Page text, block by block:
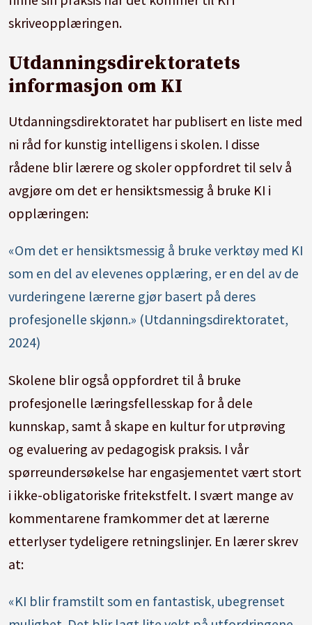
skriveopplæringen.
Utdanningsdirektoratets
informasjon om KI
Utdanningsdirektoratet har publisert en liste med
ni råd for kunstig intelligens i skolen. I disse
rådene blir lærere og skoler oppfordret til selv å
avgjøre om det er hensiktsmessig å bruke KI i
opplæringen:
«Om det er hensiktsmessig å bruke verktøy med KI
som en del av elevenes opplæring, er en del av de
vurderingene lærerne gjør basert på deres
profesjonelle skjønn.» (Utdanningsdirektoratet,
2024)
Skolene blir også oppfordret til å bruke
profesjonelle læringsfellesskap for å dele
kunnskap, samt å skape en kultur for utprøving
og evaluering av pedagogisk praksis. I vår
spørreundersøkelse har engasjementet vært stort
i ikke-obligatoriske fritekstfelt. I svært mange av
kommentarene framkommer det at lærerne
etterlyser tydeligere retningslinjer. En lærer skrev
at:
«KI blir framstilt som en fantastisk, ubegrenset